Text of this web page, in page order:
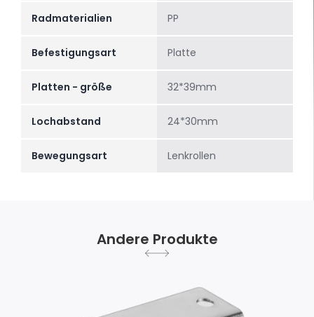
Radmaterialien PP
Befestigungsart Platte
Platten - größe 32*39mm
Lochabstand 24*30mm
Bewegungsart Lenkrollen
Andere Produkte